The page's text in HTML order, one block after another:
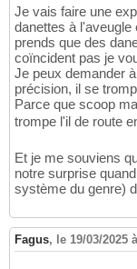
Je vais faire une
danettes à l'aveugle
prends que des
coïncident pas je
Je peux demander
précision, il se
Parce que scoop
trompe l'il de route
Et je me souviens
notre surprise
système du genre)
Fagus, le 19/03/2025